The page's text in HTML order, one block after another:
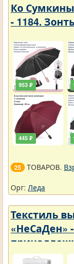
Ко
- 1184.
953 ₽
445 ₽
25 ТОВАРОВ.
Орг: Леда
Текстиль
«НеСаДен»
упали